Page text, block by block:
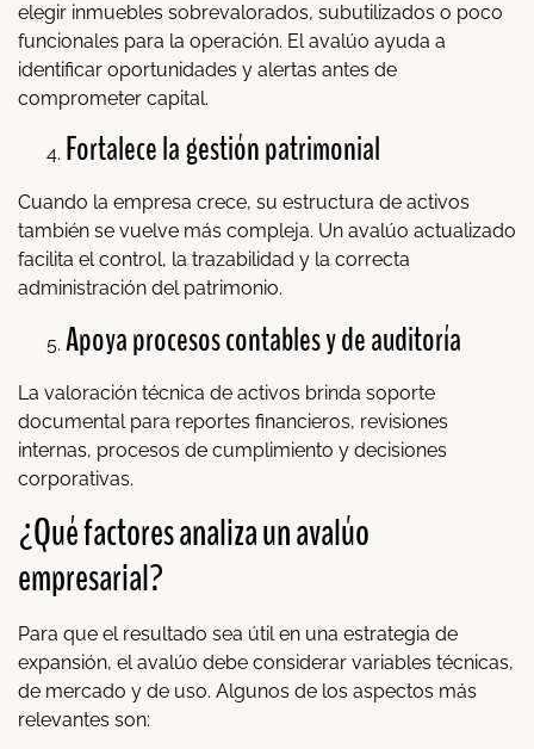
elegir inmuebles sobrevalorados, subutilizados o poco
funcionales para la operación. El avalúo ayuda a
identificar oportunidades y alertas antes de
comprometer capital.
Fortalece la gestión patrimonial
Cuando la empresa crece, su estructura de activos
también se vuelve más compleja. Un avalúo actualizado
facilita el control, la trazabilidad y la correcta
administración del patrimonio.
Apoya procesos contables y de auditoría
La valoración técnica de activos brinda soporte
documental para reportes financieros, revisiones
internas, procesos de cumplimiento y decisiones
corporativas.
¿Qué factores analiza un avalúo
empresarial?
Para que el resultado sea útil en una estrategia de
expansión, el avalúo debe considerar variables técnicas,
de mercado y de uso. Algunos de los aspectos más
relevantes son: